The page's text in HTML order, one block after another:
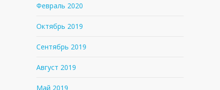
Февраль 2020
Октябрь 2019
Сентябрь 2019
Август 2019
Май 2019